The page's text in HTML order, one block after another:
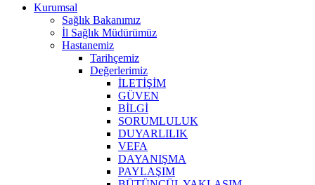
Kurumsal
Sağlık Bakanımız
İl Sağlık Müdürümüz
Hastanemiz
Tarihçemiz
Değerlerimiz
İLETİŞİM
GÜVEN
BİLGİ
SORUMLULUK
DUYARLILIK
VEFA
DAYANIŞMA
PAYLAŞIM